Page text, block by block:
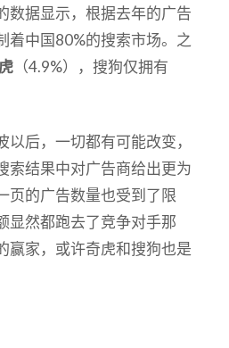
数据显示，根据去年的广告
着中国80%的搜索市场。之
（4.9%），搜狗仅拥有
后，一切都有可能改变，
索结果中对广告商给出更为
页的广告数量也受到了限
显然都跑去了竞争对手那
赢家，或许奇虎和搜狗也是